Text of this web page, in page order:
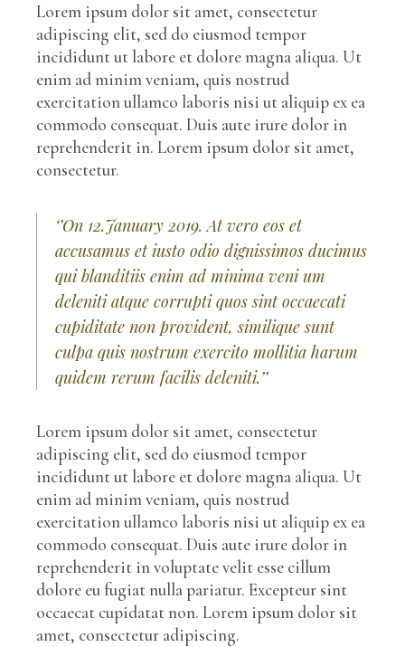
Lorem ipsum dolor sit amet, consectetur
adipiscing elit, sed do eiusmod tempor
incididunt ut labore et dolore magna aliqua. Ut
enim ad minim veniam, quis nostrud
exercitation ullamco laboris nisi ut aliquip ex ea
commodo consequat. Duis aute irure dolor in
reprehenderit in. Lorem ipsum dolor sit amet,
consectetur.
‘’On 12.January 2019. At vero eos et
accusamus et iusto odio dignissimos ducimus
qui blanditiis enim ad minima veni um
deleniti atque corrupti quos sint occaecati
cupiditate non provident, similique sunt
culpa quis nostrum exercito mollitia harum
quidem rerum facilis deleniti.’’
Lorem ipsum dolor sit amet, consectetur
adipiscing elit, sed do eiusmod tempor
incididunt ut labore et dolore magna aliqua. Ut
enim ad minim veniam, quis nostrud
exercitation ullamco laboris nisi ut aliquip ex ea
commodo consequat. Duis aute irure dolor in
reprehenderit in voluptate velit esse cillum
dolore eu fugiat nulla pariatur. Excepteur sint
occaecat cupidatat non. Lorem ipsum dolor sit
amet, consectetur adipiscing.